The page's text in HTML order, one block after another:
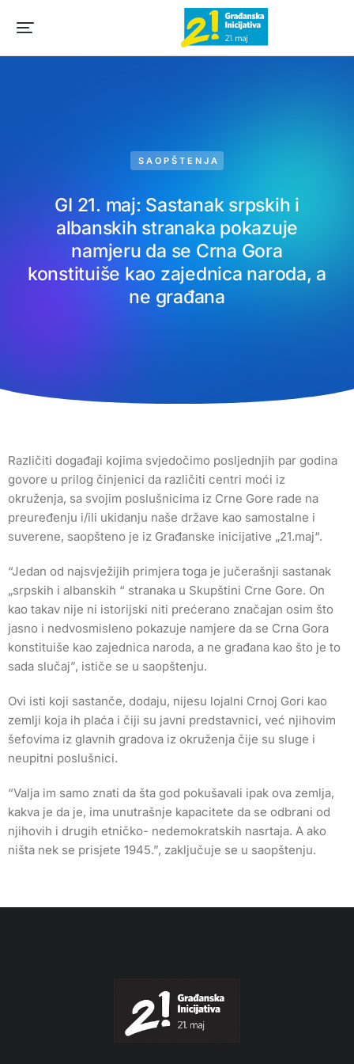
SAOPŠTENJA
GI 21. maj: Sastanak srpskih i
albanskih stranaka pokazuje
namjeru da se Crna Gora
konstituiše kao zajednica naroda, a
ne građana
Različiti događaji kojima svjedočimo posljednjih par godina
govore u prilog činjenici da različiti centri moći iz
okruženja, sa svojim poslušnicima iz Crne Gore rade na
preuređenju i/ili ukidanju naše države kao samostalne i
suverene, saopšteno je iz Građanske inicijative „21.maj“.
“Jedan od najsvježijih primjera toga je jučerašnji sastanak
„srpskih i albanskih “ stranaka u Skupštini Crne Gore. On
kao takav nije ni istorijski niti prećerano značajan osim što
jasno i nedvosmisleno pokazuje namjere da se Crna Gora
konstituiše kao zajednica naroda, a ne građana kao što je to
sada slučaj”, ističe se u saopštenju.
Ovi isti koji sastanče, dodaju, nijesu lojalni Crnoj Gori kao
zemlji koja ih plaća i čiji su javni predstavnici, već njihovim
šefovima iz glavnih gradova iz okruženja čije su sluge i
neupitni poslušnici.
“Valja im samo znati da šta god pokušavali ipak ova zemlja,
kakva je da je, ima unutrašnje kapacitete da se odbrani od
njihovih i drugih etničko- nedemokratskih nasrtaja. A ako
ništa nek se prisjete 1945.”, zaključuje se u saopštenju.